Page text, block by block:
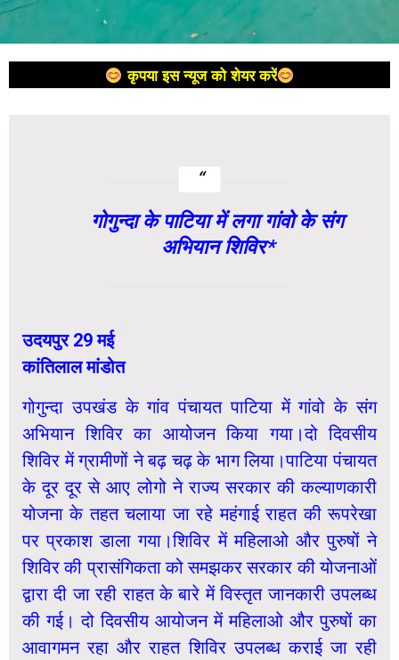
कृपया इस न्यूज को शेयर करें
गोगुन्दा के पाटिया में लगा गांवो के संग
अभियान शिविर*
उदयपुर 29 मई
कांतिलाल मांडोत
गोगुन्दा उपखंड के गांव पंचायत पाटिया में गांवो के संग
अभियान शिविर का आयोजन किया गया।दो दिवसीय
शिविर में ग्रामीणों ने बढ़ चढ़ के भाग लिया।पाटिया पंचायत
के दूर दूर से आए लोगो ने राज्य सरकार की कल्याणकारी
योजना के तहत चलाया जा रहे महंगाई राहत की रूपरेखा
पर प्रकाश डाला गया।शिविर में महिलाओ और पुरुषों ने
शिविर की प्रासंगिकता को समझकर सरकार की योजनाओं
द्वारा दी जा रही राहत के बारे में विस्तृत जानकारी उपलब्ध
की गई। दो दिवसीय आयोजन में महिलाओ और पुरुषों का
आवागमन रहा और राहत शिविर उपलब्ध कराई जा रही